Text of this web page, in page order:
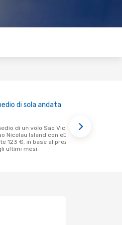
di sola andata
Nicolau Island con eDreams
123 €, in base al prezzo
ultimi mesi.